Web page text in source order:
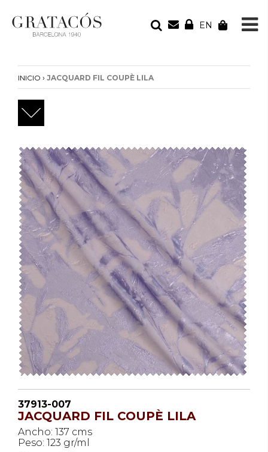
EN
Tu bolsa está vacía
INICIO › JACQUARD FIL COUPÈ LILA
37913-007
JACQUARD FIL COUPÈ LILA
Ancho: 137 cms
Peso: 123 gr/ml